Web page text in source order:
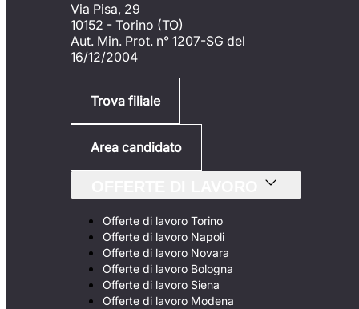
Via Pisa, 29
10152 - Torino (TO)
Aut. Min. Prot. n° 1207-SG del
16/12/2004
Trova filiale
Area candidato
Offerte di lavoro Torino
Offerte di lavoro Napoli
Offerte di lavoro Novara
Offerte di lavoro Bologna
Offerte di lavoro Siena
Offerte di lavoro Modena